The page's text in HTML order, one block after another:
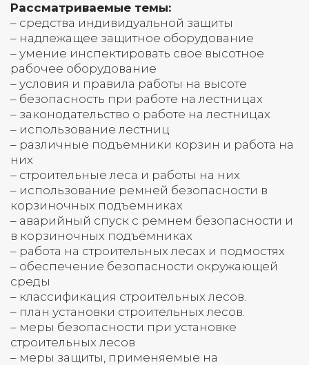
Рассматриваемые темы:
– средства индивидуальной защиты
– надлежащее защитное оборудование
– умение инспектировать свое высотное
рабочее оборудование
– условия и правила работы на высоте
– безопасность при работе на лестницах
– законодательство о работе на лестницах
– использование лестниц
– различные подъемники корзин и работа на
них
– строительные леса и работы на них
– использование ремней безопасности в
корзиночных подъемниках
– аварийный спуск с ремнем безопасности и
в корзиночных подъёмниках
– работа на строительных лесах и подмостях
– обеспечение безопасности окружающей
среды
– классификация строительных лесов.
– план установки строительных лесов.
– меры безопасности при установке
строительных лесов
– меры защиты, применяемые на